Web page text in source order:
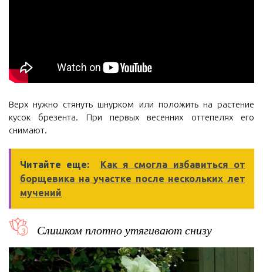
Верх нужно стянуть шнурком или положить на растение
кусок брезента. При первых весенних оттепелях его
снимают.
Читайте еще:
Как я смогла избавиться от
борщевика на участке после нескольких лет
мучений
Слишком плотно утягивают снизу